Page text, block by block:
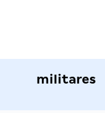
militares